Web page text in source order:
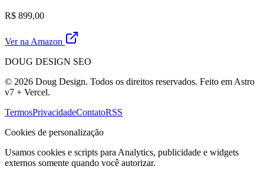
R$ 899,00
Ver na Amazon
DOUG DESIGN SEO
© 2026 Doug Design. Todos os direitos reservados. Feito em Astro
v7 + Vercel.
TermosPrivacidadeContatoRSS
Cookies de personalização
Usamos cookies e scripts para Analytics, publicidade e widgets
externos somente quando você autorizar.